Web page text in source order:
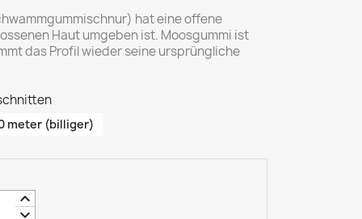
hat eine offene
Haut umgeben ist. Moosgummi ist
das Profil wieder seine ursprüngliche
meter (billiger)
keyboard_arrow_up